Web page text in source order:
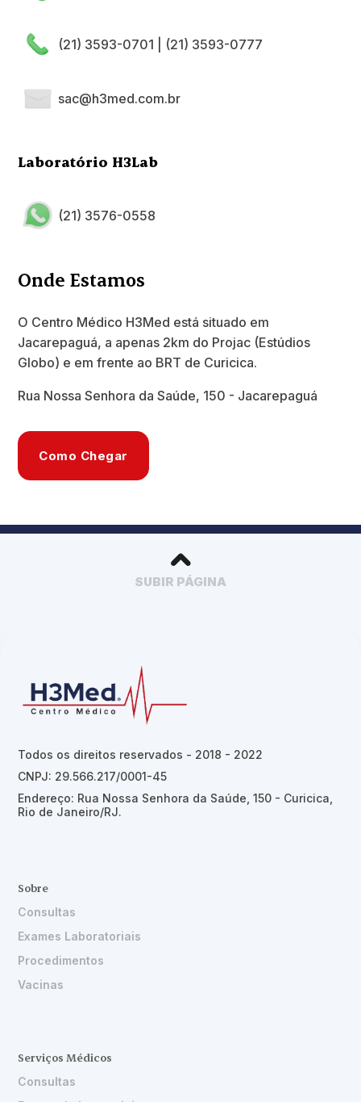
(21) 3593-0701 (21) 3593-0777
sac@h3med.com.br
Laboratório H3Lab
(21) 3576-0558
Onde Estamos
O Centro Médico H3Med está situado em
Jacarepaguá, a apenas 2km do Projac (Estúdios
Globo) e em frente ao BRT de Curicica.
Rua Nossa Senhora da Saúde, 150 - Jacarepaguá
Como Chegar
SUBIR PÁGINA
Todos os direitos reservados - 2018 - 2022
CNPJ: 29.566.217/0001-45
Endereço: Rua Nossa Senhora da Saúde, 150 - Curicica,
Rio de Janeiro/RJ.
Sobre
Consultas
Exames Laboratoriais
Procedimentos
Vacinas
Serviços Médicos
Consultas